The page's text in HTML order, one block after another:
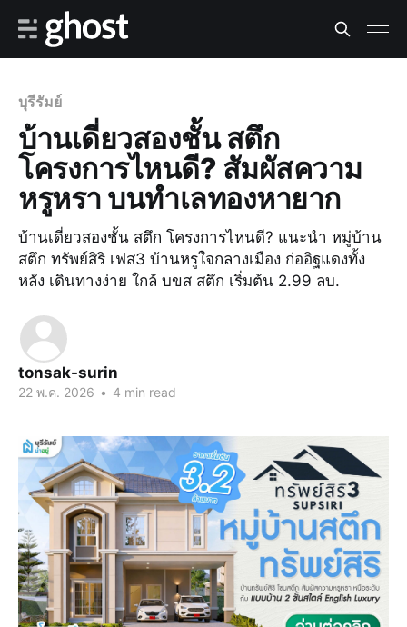
บุรีรัมย์
บ้านเดี่ยวสองชั้น สตึก
โครงการไหนดี? สัมผัสความ
หรูหรา บนทำเลทองหายาก
บ้านเดี่ยวสองชั้น สตึก โครงการไหนดี? แนะนำ หมู่บ้าน
สตึก ทรัพย์สิริ เฟส3 บ้านหรูใจกลางเมือง ก่ออิฐแดงทั้ง
หลัง เดินทางง่าย ใกล้ บขส สตึก เริ่มต้น 2.99 ลบ.
tonsak-surin
22 พ.ค. 2026 • 4 min read